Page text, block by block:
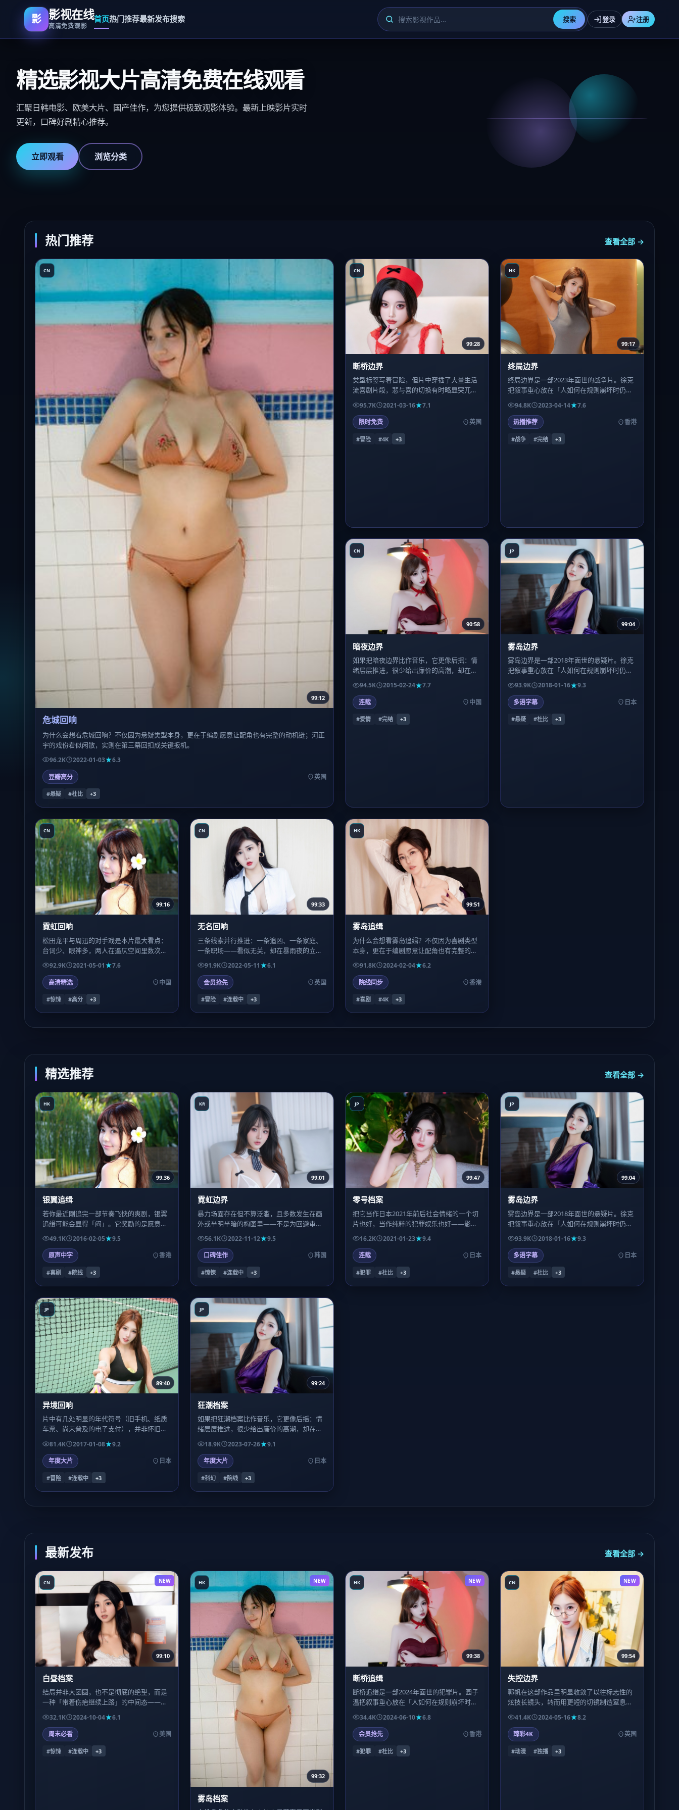
影 影视在线
高清免费观影
首页热门推荐最新发布搜索 搜索 登录 注册
精选影视大片高清免费在线观看
汇聚日韩电影、欧美大片、国产佳作，为您提供极致观影体验。最新上映影片实时
更新，口碑好剧精心推荐。
立即观看 浏览分类
热门推荐 查看全部 →
CN
99:12
危城回响
为什么会想看危城回响？不仅因为悬疑类型本身，更在于编剧愿意让配角也有完整的动机链；河正
宇的戏份看似闲散，实则在第三幕回扣成关键扳机。
96.2K 2022-01-03
6.3
豆瓣高分
英国
#悬疑 #杜比 +3
CN
99:28
断桥边界
类型标签写着冒险，但片中穿插了大量生活
流喜剧片段，悲与喜的切换有时略显突兀
——这恰恰是主创想模拟的「真实日子里坏
消息与冷笑话总是撞在同一班车」。
95.7K 2021-03-16
7.1
限时免费
英国
#冒险 #4K +3
HK
99:17
终局边界
终局边界是一部2023年面世的战争片。徐克
把叙事重心放在「人如何在规则崩坏时仍选
择相信什么」，镜头语言偏写实，情绪堆叠
到后半段才决堤。
94.8K 2023-04-14
7.6
热播推荐
香港
#战争 #完结 +3
CN
90:58
暗夜边界
如果把暗夜边界比作音乐，它更像后摇：情
绪层层推进，很少给出廉价的高潮，却在片
尾留白处让人久久坐着不愿离场。
94.5K 2015-02-24
7.7
连载
中国
#爱情 #完结 +3
JP
99:04
雾岛边界
雾岛边界是一部2018年面世的悬疑片。徐克
把叙事重心放在「人如何在规则崩坏时仍选
择相信什么」，镜头语言偏写实，情绪堆叠
到后半段才决堤。
93.9K 2018-01-16
9.3
多语字幕
日本
#悬疑 #杜比 +3
CN
99:16
霓虹回响
松田龙平与周迅的对手戏是本片最大看点：
台词少、眼神多，两人在逼仄空间里数次擦
肩，每一次停顿都像在称量「信任还剩几
克」。
92.9K 2021-05-01
7.6
高清精选
中国
#惊悚 #高分 +3
CN
99:33
无名回响
三条线索并行推进：一条追凶、一条家庭、
一条职场——看似无关，却在暴雨夜的立交
桥下收束。喜欢拼图式叙事的观众，会在二
刷时捡到更多草蛇灰线。
91.9K 2022-05-11
6.1
会员抢先
英国
#冒险 #连载中 +3
HK
99:51
雾岛追缉
为什么会想看雾岛追缉？不仅因为喜剧类型
本身，更在于编剧愿意让配角也有完整的动
机链；张曼玉的戏份看似闲散，实则在第三
幕回扣成关键扳机。
91.8K 2024-02-04
6.2
院线同步
香港
#喜剧 #4K +3
精选推荐 查看全部 →
HK
99:36
银翼追缉
若你最近刚追完一部节奏飞快的爽剧，银翼
追缉可能会显得「闷」。它奖励的是愿意与
角色一起发呆、一起沉默、一起在无解里多
待五分钟的观众。
49.1K 2016-02-05
9.5
原声中字
香港
#喜剧 #院线 +3
KR
99:01
霓虹边界
暴力场面存在但不算泛滥，且多数发生在画
外或半明半暗的构图里——不是为回避审查
而取巧，而是为了让观众的想象力参与补
完，恐惧反而更深。
56.1K 2022-11-12
9.5
口碑佳作
韩国
#惊悚 #连载中 +3
JP
99:47
零号档案
把它当作日本2021年前后社会情绪的一个切
片也好，当作纯粹的犯罪娱乐也好——影片
足够宽容，允许多种读法并存；这也是它值
得被讨论的理由。
16.2K 2021-01-23
9.4
连载
日本
#犯罪 #杜比 +3
JP
99:04
雾岛边界
雾岛边界是一部2018年面世的悬疑片。徐克
把叙事重心放在「人如何在规则崩坏时仍选
择相信什么」，镜头语言偏写实，情绪堆叠
到后半段才决堤。
93.9K 2018-01-16
9.3
多语字幕
日本
#悬疑 #杜比 +3
JP
89:40
异境回响
片中有几处明显的年代符号（旧手机、纸质
车票、尚未普及的电子支付），并非怀旧贩
卖，而是为了让关键误会「只能发生在那个
时代」成立。
81.4K 2017-01-08
9.2
年度大片
日本
#冒险 #连载中 +3
JP
99:24
狂潮档案
如果把狂潮档案比作音乐，它更像后摇：情
绪层层推进，很少给出廉价的高潮，却在片
尾留白处让人久久坐着不愿离场。
18.9K 2023-07-26
9.1
年度大片
日本
#科幻 #院线 +3
最新发布 查看全部 →
CN NEW
99:10
白昼档案
结局并非大团圆，也不是彻底的绝望，而是
一种「带着伤疤继续上路」的中间态——介
意开放式收尾的观众，请自行评估心理预
期。
32.1K 2024-10-04
6.1
周末必看
美国
#惊悚 #连载中 +3
HK NEW
99:32
雾岛档案
HK NEW
99:38
断桥追缉
断桥追缉是一部2024年面世的犯罪片。园子
温把叙事重心放在「人如何在规则崩坏时仍
选择相信什么」，镜头语言偏写实，情绪堆
叠到后半段才决堤。
34.4K 2024-06-10
6.8
会员抢先
香港
#犯罪 #杜比 +3
CN NEW
99:54
失控边界
郭帆在这部作品里明显收敛了以往标志性的
炫技长镜头，转而用更短的切镜制造窒息
感；对老粉而言，这是一种陌生却诚实的自
我修订。
41.4K 2024-05-16
8.2
臻彩4K
英国
#动漫 #独播 +3